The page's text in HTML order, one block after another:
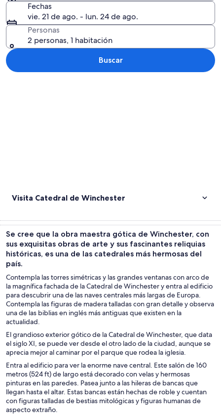
Fechas
vie. 21 de ago. - lun. 24 de ago.
Personas
2 personas, 1 habitación
Buscar
Visita Catedral de Winchester
Se cree que la obra maestra gótica de Winchester, con
sus exquisitas obras de arte y sus fascinantes reliquias
históricas, es una de las catedrales más hermosas del
país.
Contempla las torres simétricas y las grandes ventanas con arco de
la magnífica fachada de la Catedral de Winchester y entra al edificio
para descubrir una de las naves centrales más largas de Europa.
Contempla las figuras de madera talladas con gran detalle y observa
una de las biblias en inglés más antiguas que existen en la
actualidad.
El grandioso exterior gótico de la Catedral de Winchester, que data
el siglo XI, se puede ver desde el otro lado de la ciudad, aunque se
aprecia mejor al caminar por el parque que rodea la iglesia.
Entra al edificio para ver la enorme nave central. Este salón de 160
metros (524 ft) de largo está decorado con velas y hermosas
pinturas en las paredes. Pasea junto a las hileras de bancas que
llegan hasta el altar. Estas bancas están hechas de roble y cuentan
con figuras talladas de bestias mitológicas y figuras humanas de
aspecto extraño.